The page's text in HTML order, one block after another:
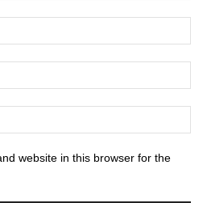
website in this browser for the